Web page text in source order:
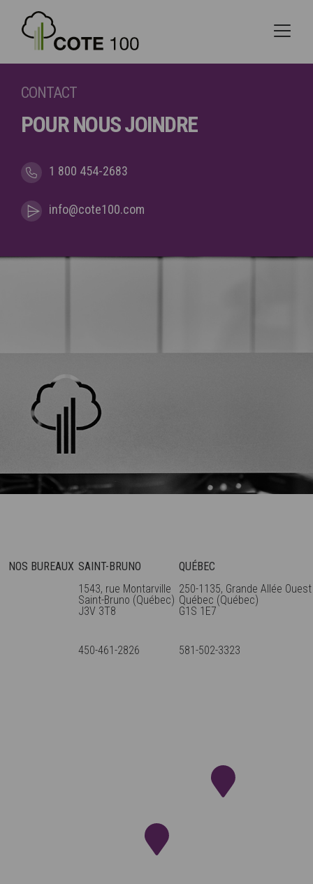
CONTACT
POUR NOUSJOINDRE
1 800 454-2683
info@cote100.com
NOS BUREAUX SAINT-BRUNO
1543, rue Montarville
Saint-Bruno (Québec)
J3V 3T8
450-461-2826
QUÉBEC
250-1135, Grande Allée Ouest
Québec (Québec)
G1S 1E7
581-502-3323